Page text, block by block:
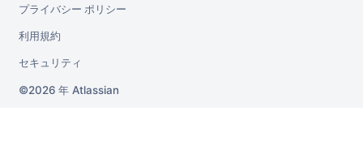
プライバシー ポリシー
利用規約
セキュリティ
2026 年 Atlassian